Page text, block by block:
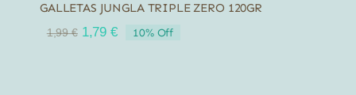
GALLETAS JUNGLA TRIPLE ZERO 120GR
1,99€ El
1,79 €El
10% Off